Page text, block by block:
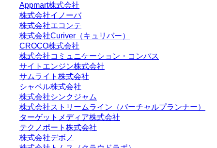
Appmart株式会社
株式会社イノーバ
株式会社エコンテ
株式会社Curiver（キュリバー）
CROCO株式会社
株式会社コミュニケーション・コンパス
サイトエンジン株式会社
サムライト株式会社
シャベル株式会社
株式会社シンクジャム
株式会社ストリームライン（バーチャルプランナー）
ターゲットメディア株式会社
テクノポート株式会社
株式会社デボノ